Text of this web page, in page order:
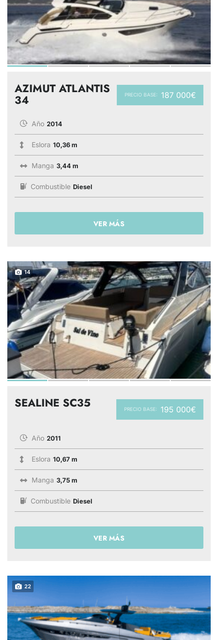
PRECIO BASE: 187 000€
AZIMUT ATLANTIS
34
Año 2014
Eslora 10,36 m
Manga 3,44 m
Combustible Diesel
VER MÁS
14
PRECIO BASE: 195 000€
SEALINE SC35
Año 2011
Eslora 10,67 m
Manga 3,75 m
Combustible Diesel
VER MÁS
22